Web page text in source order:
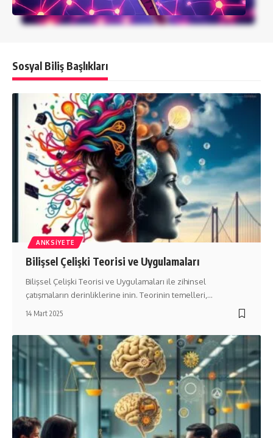
Sosyal Biliş Başlıkları
ANKSIYETE
Bilişsel Çelişki Teorisi ve Uygulamaları
Bilişsel Çelişki Teorisi ve Uygulamaları ile zihinsel
çatışmaların derinliklerine inin. Teorinin temelleri,…
14 Mart 2025